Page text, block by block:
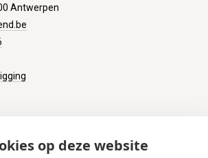
op deze website
Antwerpen